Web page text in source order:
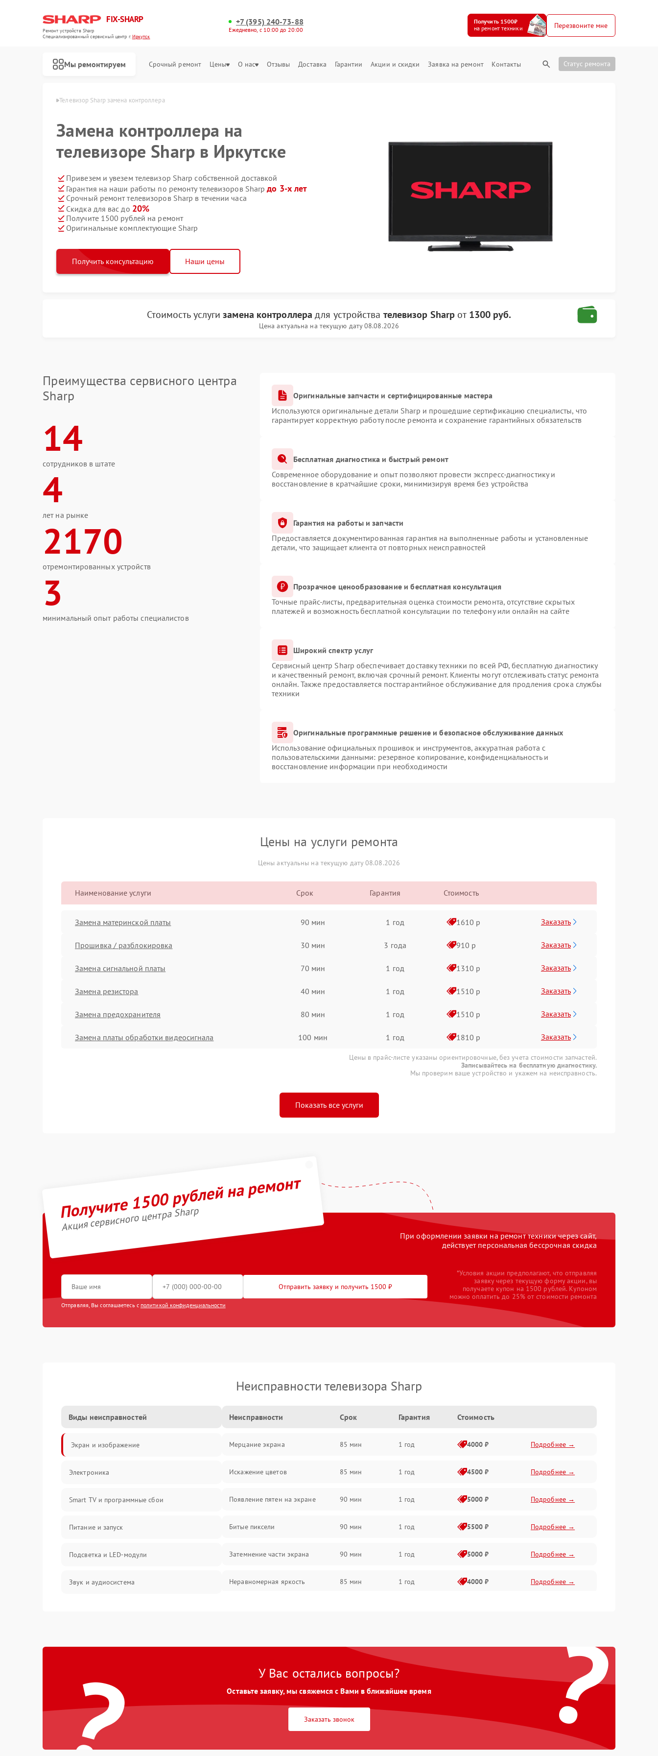
FIX-SHARP
Ремонт устройств Sharp
Специализированный cервисный центр г.Иркутск
+7 (395) 240-73-88
Ежедневно, с 10:00 до 20:00
Получить 1500₽
на ремонт техники
Перезвоните мне
Мы ремонтируем Срочный ремонт Цены О нас Отзывы Доставка Гарантии Акции и скидки Заявка на ремонт Контакты Статус ремонта
Sharp в Иркутске Телевизор Sharp замена контроллера
Замена контроллера на
телевизоре Sharp в Иркутске
Привезем и увезем телевизор Sharp собственной доставкой
Гарантия на наши работы по ремонту телевизоров Sharpдо 3-х лет
Срочный ремонт телевизоров Sharp в течении часа
Скидка для вас до 20%
Получите 1500 рублей на ремонт
Оригинальные комплектующие Sharp
Получить консультацию Наши цены
Стоимость услугизамена контроллера для устройства телевизор Sharp от 1300 руб.
Цена актуальна на текущую дату 08.08.2026
Преимущества сервисного центра
Sharp
14
сотрудников в штате
4
лет на рынке
2170
отремонтированных устройств
3
минимальный опыт работы специалистов
Оригинальные запчасти и сертифицированные мастера
Используются оригинальные детали Sharp и прошедшие сертификацию специалисты, что
гарантирует корректную работу после ремонта и сохранение гарантийных обязательств
Бесплатная диагностика и быстрый ремонт
Современное оборудование и опыт позволяют провести экспресс-диагностику и
восстановление в кратчайшие сроки, минимизируя время без устройства
Гарантия на работы и запчасти
Предоставляется документированная гарантия на выполненные работы и установленные
детали, что защищает клиента от повторных неисправностей
Прозрачное ценообразование и бесплатная консультация
Точные прайс-листы, предварительная оценка стоимости ремонта, отсутствие скрытых
платежей и возможность бесплатной консультации по телефону или онлайн на сайте
Широкий спектр услуг
Сервисный центр Sharp обеспечивает доставку техники по всей РФ, бесплатную диагностику
и качественный ремонт, включая срочный ремонт. Клиенты могут отслеживать статус ремонта
онлайн. Также предоставляется постгарантийное обслуживание для продления срока службы
техники
Оригинальные программные решение и безопасное обслуживание данных
Использование официальных прошивок и инструментов, аккуратная работа с
пользовательскими данными: резервное копирование, конфиденциальность и
восстановление информации при необходимости
Цены на услуги ремонта
Цены актуальны на текущую дату 08.08.2026
Наименование услуги Срок Гарантия Стоимость
Замена материнской платы 90 мин 1 год 1610 р Заказать
Прошивка / разблокировка 30 мин 3 года 910 р Заказать
Замена сигнальной платы 70 мин 1 год 1310 р Заказать
Замена резистора 40 мин 1 год 1510 р Заказать
Замена предохранителя 80 мин 1 год 1510 р Заказать
Замена платы обработки видеосигнала 100 мин 1 год 1810 р Заказать
Цены в прайс-листе указаны ориентировочные, без учета стоимости запчастей.
Записывайтесь на бесплатную диагностику.
Мы проверим ваше устройство и укажем на неисправность.
Показать все услуги
Получите 1500 рублей на ремонт
Акция сервисного центра Sharp
При оформлении заявки на ремонт техники через сайт,
действует персональная бессрочная скидка
Отправить заявку и получить 1500 ₽
Отправляя, Вы соглашаетесь с политикой конфиденциальности
*Условия акции предполагают, что отправляя
заявку через текущую форму акции, вы
получаете купон на 1500 рублей. Купоном
можно оплатить до 25% от стоимости ремонта
Неисправности телевизора Sharp
Виды неисправностей
Экран и изображение
Электроника
Smart TV и программные сбои
Питание и запуск
Подсветка и LED-модули
Звук и аудиосистема
Программное обеспечение
Корпус и механика
Пульт и управление
Неисправности Срок Гарантия Стоимость
Мерцание экрана 85 мин 1 год 4000 ₽ Подробнее →
Искажение цветов 85 мин 1 год 4500 ₽ Подробнее →
Появление пятен на экране 90 мин 1 год 5000 ₽ Подробнее →
Битые пиксели 90 мин 1 год 5500 ₽ Подробнее →
Затемнение части экрана 90 мин 1 год 5000 ₽ Подробнее →
Неравномерная яркость 85 мин 1 год 4000 ₽ Подробнее →
? ?
У Вас остались вопросы?
Оставьте заявку, мы свяжемся с Вами в ближайшее время
Заказать звонок